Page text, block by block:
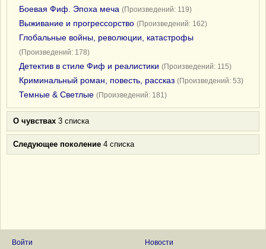
Боевая Фиф. Эпоха меча (Произведений: 119)
Выживание и прогрессорство (Произведений: 162)
Глобальные войны, революции, катастрофы
(Произведений: 178)
Детектив в стиле Фиф и реалистики (Произведений: 115)
Криминальный роман, повесть, рассказ (Произведений: 53)
Темные & Светлые (Произведений: 181)
О чувствах 3 списка
Следующее поколение 4 списка
Войти Новости